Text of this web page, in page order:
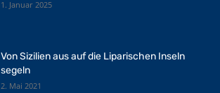
1. Januar 2025
Von Sizilien aus auf die Liparischen Inseln
segeln
2. Mai 2021